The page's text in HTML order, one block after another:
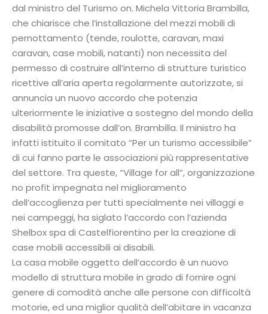
dal ministro del Turismo on. Michela Vittoria Brambilla,
che chiarisce che l’installazione del mezzi mobili di
pernottamento (tende, roulotte, caravan, maxi
caravan, case mobili, natanti) non necessita del
permesso di costruire all’interno di strutture turistico
ricettive all’aria aperta regolarmente autorizzate, si
annuncia un nuovo accordo che potenzia
ulteriormente le iniziative a sostegno del mondo della
disabilità promosse dall’on. Brambilla. Il ministro ha
infatti istituito il comitato “Per un turismo accessibile”
di cui fanno parte le associazioni più rappresentative
del settore. Tra queste, “Village for all”, organizzazione
no profit impegnata nel miglioramento
dell’accoglienza per tutti specialmente nei villaggi e
nei campeggi, ha siglato l’accordo con l’azienda
Shelbox spa di Castelfiorentino per la creazione di
case mobili accessibili ai disabili.
La casa mobile oggetto dell’accordo è un nuovo
modello di struttura mobile in grado di fornire ogni
genere di comodità anche alle persone con difficoltà
motorie, ed una miglior qualità dell’abitare in vacanza